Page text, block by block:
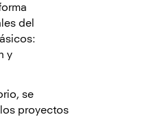
del
y
se
proyectos